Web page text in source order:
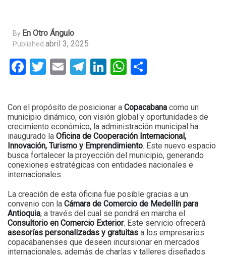
By En Otro Ángulo
Published abril 3, 2025
Facebook
Twitter
EmailTelegram
LinkedIn
WhatsApp
Con el propósito de posicionar a Copacabana como un
municipio dinámico, con visión global y oportunidades de
crecimiento económico, la administración municipal ha
inaugurado la Oficina de Cooperación Internacional,
Innovación, Turismo y Emprendimiento. Este nuevo espacio
busca fortalecer la proyección del municipio, generando
conexiones estratégicas con entidades nacionales e
internacionales.
La creación de esta oficina fue posible gracias a un
convenio con la Cámara de Comercio de Medellín para
Antioquia, a través del cual se pondrá en marcha el
Consultorio en Comercio Exterior. Este servicio ofrecerá
asesorías personalizadas y gratuitas a los empresarios
copacabanenses que deseen incursionar en mercados
internacionales, además de charlas y talleres diseñados